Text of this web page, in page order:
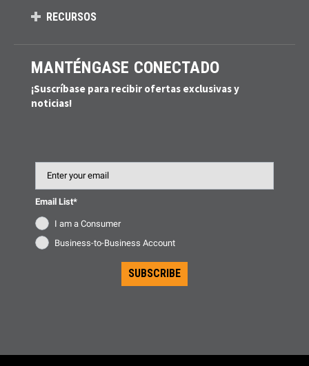
RECURSOS
MANTÉNGASE CONECTADO
¡Suscríbase para recibir ofertas exclusivas y
noticias!
Email List*
I am a Consumer
Business-to-Business Account
SUBSCRIBE